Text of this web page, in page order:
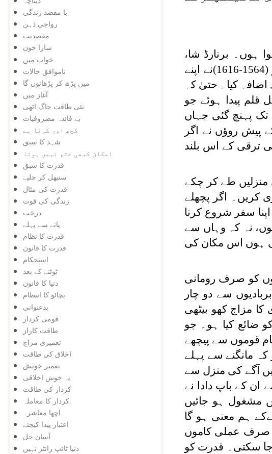
با مقصد زندگی
رواجی ذہن
مقصدیت
سارا خون
خواب میں
ناموافق حالات
میں پڑھ کر پڑھائوں گا
آغاز میں
نئی طاقت جاگ اٹھی
بے فائدہ مصروفیات
کچھ اور کرنا ہے
شہد کا سبق
امکان کبھی ختم نہیں ہوتا
قدرت کا سبق
سنبھل کر چلیے
قدرت کی مثال
زندگی کی قوت
درخت
پانے سے پہلے
قدرت کا نظام
قدرت کا قانون
استحکام
ٹوٹنے کے بعد
دنیا کا قانون
بچائو کا انتظام
بدعنوانی
قومی کردار
طاقت کاراز
تعمیری مزاج
اخلاق کی طاقت
تعمیر خویش
یہ خوش اخلاقی
کردار کی طاقت
کردار کا معاملہ
اچھا معاشرہ
اعتبار پیدا کیجئے
آسان حل
دنیا ٹائپ رائٹر نہیں
ہوں۔ برنارڈ شا،
شیکسپئر کے مرنے کے تقریباً ڈھائی سو سال بعد 1856 میں پیدا ہوا۔ شیکسپئر (1564-1616)نے اپنے
کیا۔ حتیٰ کہ
قلم پیدا ہوئے جو
تک پہنچ گئی جہاں
پیش روؤں نے اگر
ترقی کے اس بلند
منزلیں طے کر چکے
کریں۔ اگر پچھلے
سفر شروع کرنا
نہ کہ وہاں سے
ہوں اس مکان کی
کو صرف رومانی
سے دو چار
مزاج کھو بیٹھی
ضائع کیا ہو۔ جو
قوموں سے پیچھے
مانگنے سے پہلے
آگے کی منزل سے
ان کے باپ دادا نے
مشغول ہو جائیں
ہم معنی ہو گا
صرف عملی کاموں
جا سکتی۔ قدرت کو